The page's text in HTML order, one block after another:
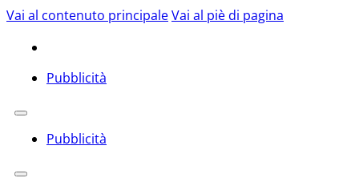
Vai al contenuto principaleVai al piè di pagina
Pubblicità
Pubblicità